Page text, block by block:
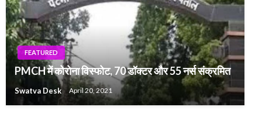
FEATURED
PMCH में कोरोना विस्फोट, 70 डॉक्टर और 55 नर्स संक्रमित
Swatva Desk April 20, 2021